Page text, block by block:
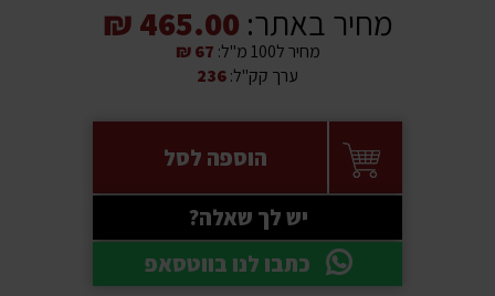
מחיר באתר: 465.00 ₪
מחיר ל100 מ"ל:
ערך קק"ל:
הוספה לסל
יש לך שאלה?
כתבו לנו בווטסאפ